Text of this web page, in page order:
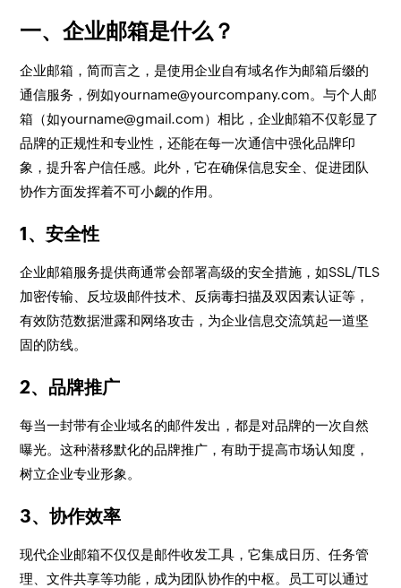
一、企业邮箱是什么？
企业邮箱，简而言之，是使用企业自有域名作为邮箱后缀的
通信服务，例如yourname@yourcompany.com。与个人邮
箱（如yourname@gmail.com）相比，企业邮箱不仅彰显了
品牌的正规性和专业性，还能在每一次通信中强化品牌印
象，提升客户信任感。此外，它在确保信息安全、促进团队
协作方面发挥着不可小觑的作用。
1、安全性
企业邮箱服务提供商通常会部署高级的安全措施，如SSL/TLS
加密传输、反垃圾邮件技术、反病毒扫描及双因素认证等，
有效防范数据泄露和网络攻击，为企业信息交流筑起一道坚
固的防线。
2、品牌推广
每当一封带有企业域名的邮件发出，都是对品牌的一次自然
曝光。这种潜移默化的品牌推广，有助于提高市场认知度，
树立企业专业形象。
3、协作效率
现代企业邮箱不仅仅是邮件收发工具，它集成日历、任务管
理、文件共享等功能，成为团队协作的中枢。员工可以通过